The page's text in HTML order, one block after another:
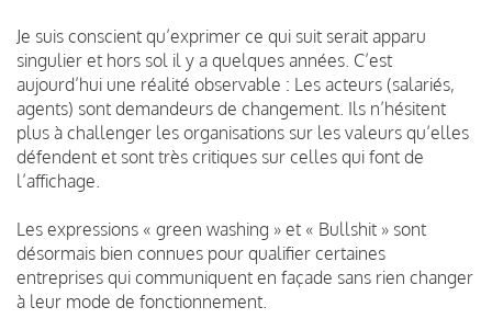
Je suis conscient qu’exprimer ce qui suit serait apparu
singulier et hors sol il y a quelques années. C’est
aujourd’hui une réalité observable : Les acteurs (salariés,
agents) sont demandeurs de changement. Ils n’hésitent
plus à challenger les organisations sur les valeurs qu’elles
défendent et sont très critiques sur celles qui font de
l’affichage.
Les expressions « green washing » et « Bullshit » sont
désormais bien connues pour qualifier certaines
entreprises qui communiquent en façade sans rien changer
à leur mode de fonctionnement.